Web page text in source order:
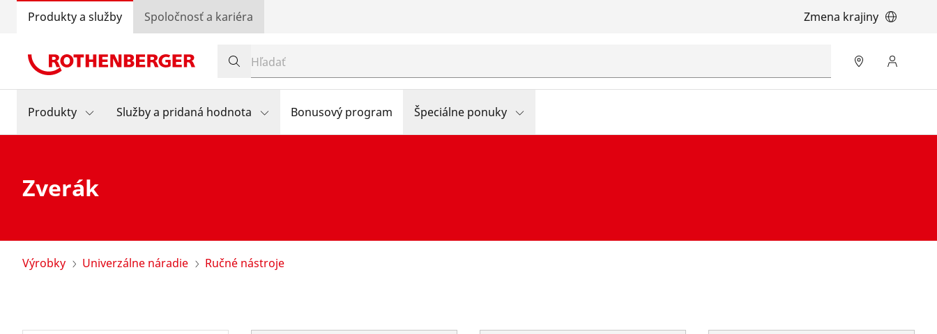
Produkty a služby Spoločnosť a kariéra Zmena krajiny
Produkty Služby a pridaná hodnota Bonusový program Špeciálne ponuky
Zverák
Výrobky Univerzálne náradie Ručné nástroje